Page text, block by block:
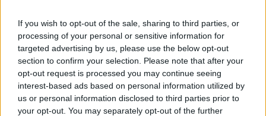
If you wish to opt-out of the sale, sharing to third parties, or
processing of your personal or sensitive information for
targeted advertising by us, please use the below opt-out
section to confirm your selection. Please note that after your
opt-out request is processed you may continue seeing
interest-based ads based on personal information utilized by
us or personal information disclosed to third parties prior to
your opt-out. You may separately opt-out of the further
ΔΙΕΘΝΗ 23.01.2026 06:15
ΕΛΙΣΑΒΕΤ ΣΤΑΜΟΠΟΥΛΟΥ
Νταβός: Τα παράδοξα, το διπλωματικό
θρίλερ, τα σχέδια Τραμπ για Γροιλανδία
και τερματισμούς πολέμων